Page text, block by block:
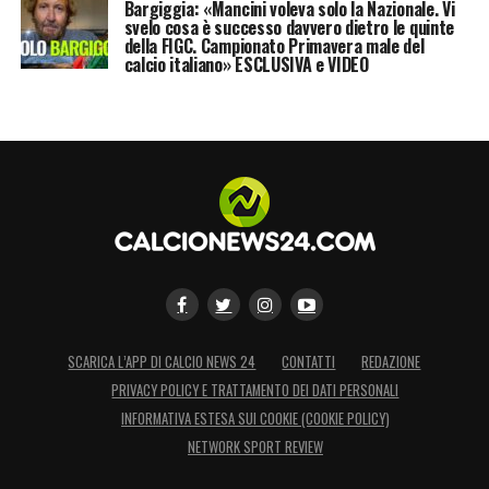
Bargiggia: «Mancini voleva solo la Nazionale. Vi
svelo cosa è successo davvero dietro le quinte
della FIGC. Campionato Primavera male del
calcio italiano» ESCLUSIVA e VIDEO
SCARICA L’APP DI CALCIO NEWS 24 CONTATTI
REDAZIONE
PRIVACY POLICY E TRATTAMENTO DEI DATI PERSONALI
INFORMATIVA ESTESA SUI COOKIE (COOKIE POLICY)
NETWORK SPORT REVIEW